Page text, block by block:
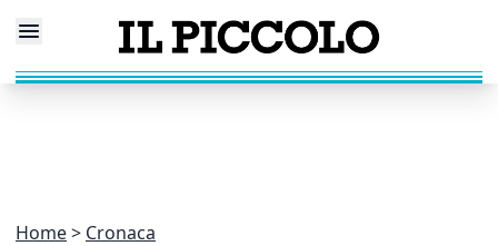
Home Cronaca